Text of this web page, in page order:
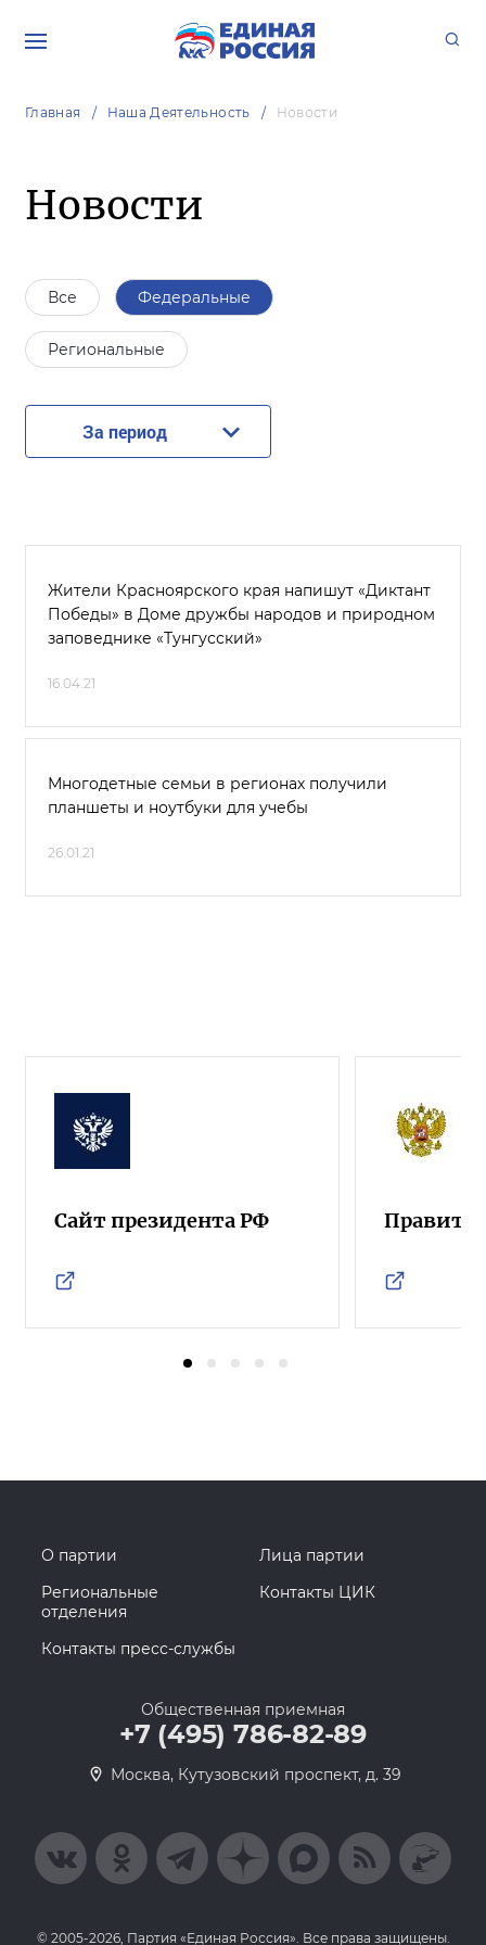
Главная Наша Деятельность Новости
Новости
Все Федеральные
Региональные
За период
Жители Красноярского края напишут «Диктант
Победы» в Доме дружбы народов и природном
заповеднике «Тунгусский»
16.04.21
Многодетные семьи в регионах получили
планшеты и ноутбуки для учебы
26.01.21
Сайт президента РФ
О партии
Лица партии
Региональные
отделения
Контакты ЦИК
Контакты пресс-службы
Общественная приемная
+7 (495) 786-82-89
Москва, Кутузовский проспект, д. 39
© 2005-2026, Партия «Единая Россия». Все права защищены.